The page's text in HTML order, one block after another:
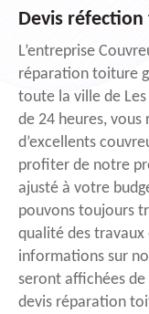
Devis
L’entreprise
réparation toiture
toute la ville de
de 24 heures,
d’excellents
profiter de notre
ajusté à votre
pouvons toujours
qualité des travaux
informations sur
seront affichées
devis réparation